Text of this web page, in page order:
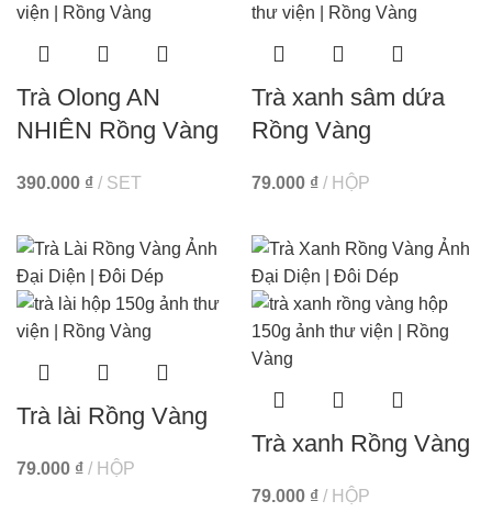
Trà Olong AN
NHIÊN Rồng Vàng
390.000 ₫ SET
Trà xanh sâm dứa
Rồng Vàng
79.000 ₫ HỘP
Trà lài Rồng Vàng
79.000 ₫ HỘP
Trà xanh Rồng Vàng
79.000 ₫ HỘP